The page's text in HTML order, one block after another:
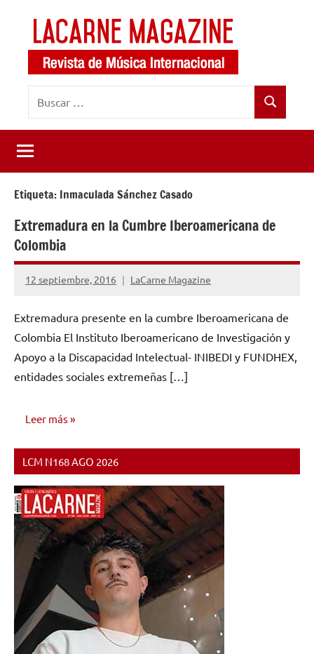
contenido
LaCarne
Magazine
de
música
internacional
Buscar
Etiqueta: Inmaculada Sánchez Casado
Extremadura en la Cumbre Iberoamericana de
Colombia
12 septiembre, 2016 LaCarne Magazine
No
comentarios
Extremadura presente en la cumbre Iberoamericana de
Colombia El Instituto Iberoamericano de Investigación y
Apoyo a la Discapacidad Intelectual- INIBEDI y FUNDHEX,
entidades sociales extremeñas […]
Leer más
NOTICIAS
LCM N168 AGO 2026